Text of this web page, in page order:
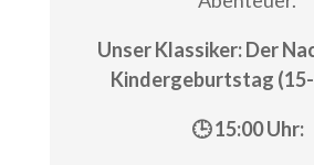
Unser Klassiker: Der
Kindergeburtstag
🕒 15:00 Uhr: